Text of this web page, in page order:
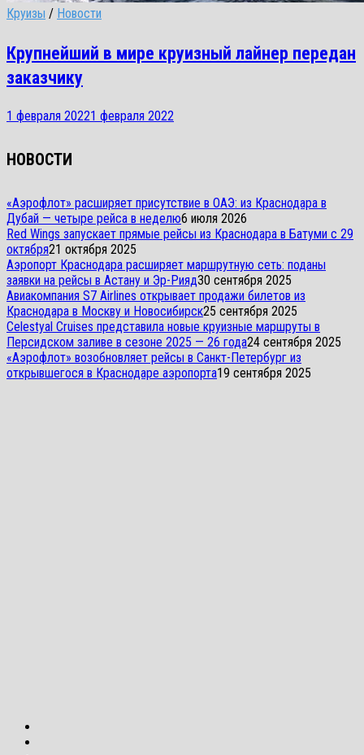
Круизы / Новости
Крупнейший в мире круизный лайнер передан
заказчику
1 февраля 20221 февраля 2022
НОВОСТИ
«Аэрофлот» расширяет присутствие в ОАЭ: из Краснодара в
Дубай — четыре рейса в неделю6 июля 2026
Red Wings запускает прямые рейсы из Краснодара в Батуми с 29
октября21 октября 2025
Аэропорт Краснодара расширяет маршрутную сеть: поданы
заявки на рейсы в Астану и Эр-Рияд30 сентября 2025
Авиакомпания S7 Airlines открывает продажи билетов из
Краснодара в Москву и Новосибирск25 сентября 2025
Celestyal Cruises представила новые круизные маршруты в
Персидском заливе в сезоне 2025 — 26 года24 сентября 2025
«Аэрофлот» возобновляет рейсы в Санкт-Петербург из
открывшегося в Краснодаре аэропорта19 сентября 2025